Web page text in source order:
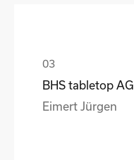
BHS tabletop AG
Eimert Jürgen